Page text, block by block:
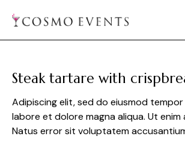
Steak tartare with
Adipiscing elit, sed do eiusmod
labore et dolore magna aliqua. Ut enim
Natus error sit voluptatem